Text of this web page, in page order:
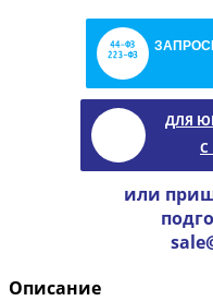
ДЛЯ
С
или
Описание